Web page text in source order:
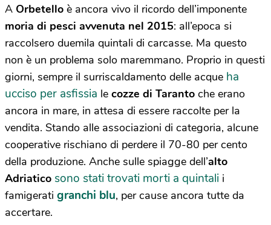
A Orbetello è ancora vivo il ricordo dell’imponente
moria di pesci avvenuta nel 2015: all’epoca si
raccolsero duemila quintali di carcasse. Ma questo
non è un problema solo maremmano. Proprio in questi
giorni, sempre il surriscaldamento delle acque ha
ucciso per asfissia le cozze di Taranto che erano
ancora in mare, in attesa di essere raccolte per la
vendita. Stando alle associazioni di categoria, alcune
cooperative rischiano di perdere il 70-80 per cento
della produzione. Anche sulle spiagge dell’alto
Adriatico sono stati trovati morti a quintali i
famigerati granchi blu, per cause ancora tutte da
accertare.